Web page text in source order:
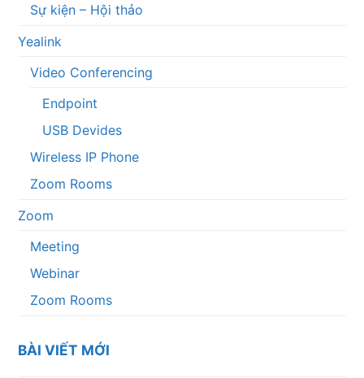
Sự kiện – Hội thảo
Yealink
Video Conferencing
Endpoint
USB Devides
Wireless IP Phone
Zoom Rooms
Zoom
Meeting
Webinar
Zoom Rooms
BÀI VIẾT MỚI